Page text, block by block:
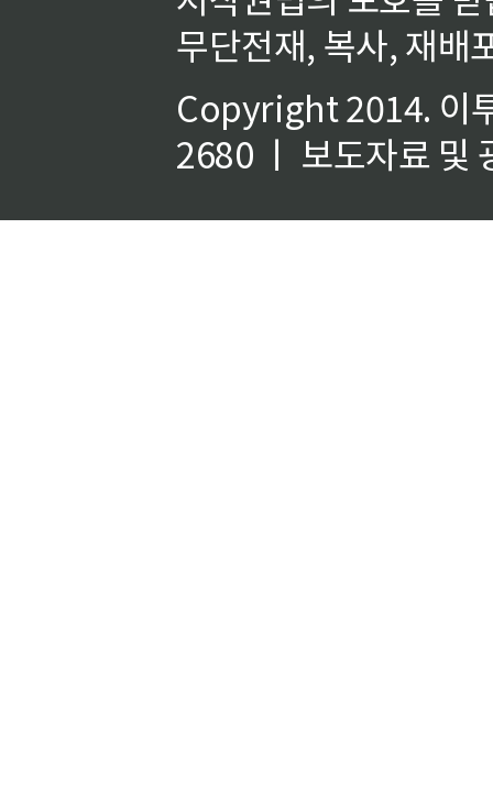
무단전재, 복사, 재배
Copyright 2014. 이
2680 ㅣ 보도자료